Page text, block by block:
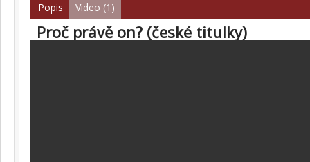
Popis Video (1)
Proč právě on? (české titulky)